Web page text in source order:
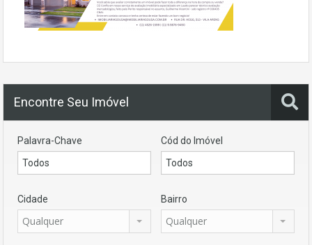
Encontre Seu Imóvel
Palavra-Chave Cód do Imóvel
Cidade
Qualquer
Bairro
Qualquer